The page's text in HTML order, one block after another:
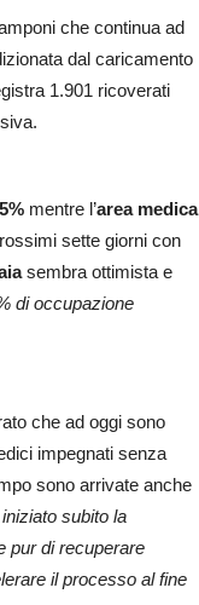
che continua ad
dal caricamento
1.901 ricoverati
mentre l’area medica
sette giorni con
sembra ottimista e
di occupazione
che ad oggi sono
impegnati senza
sono arrivate anche
subito la
pur di recuperare
il processo al fine